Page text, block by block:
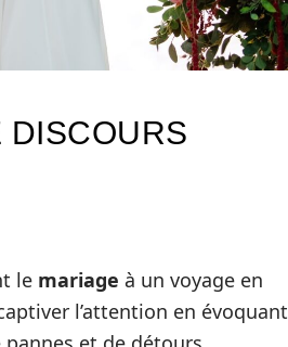
DISCOURS
le mariage à un voyage en
l’attention en évoquant